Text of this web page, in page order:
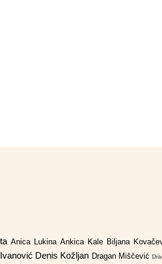
Anica Lukina Ankica Kale Biljana
Denis Kožljan Dragan Miščević